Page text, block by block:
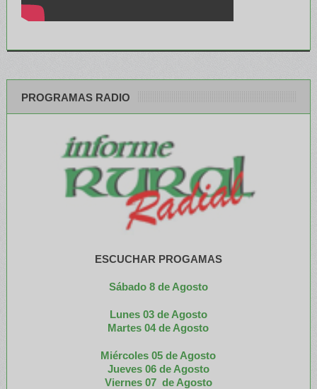
PROGRAMAS RADIO
ESCUCHAR PROGAMAS
Sábado 8 de Agosto
Lunes 03 de Agosto
Martes 04 de Agosto
Miércoles 05 de Agosto
Jueves 06 de Agosto
Viernes 07 de Agosto